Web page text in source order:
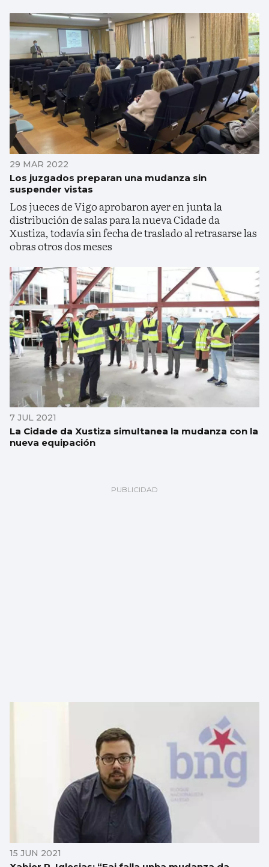
29 MAR 2022
Los juzgados preparan una mudanza sin
suspender vistas
Los jueces de Vigo aprobaron ayer en junta la
distribución de salas para la nueva Cidade da
Xustiza, todavía sin fecha de traslado al retrasarse las
obras otros dos meses
7 JUL 2021
La Cidade da Xustiza simultanea la mudanza con la
nueva equipación
15 JUN 2021